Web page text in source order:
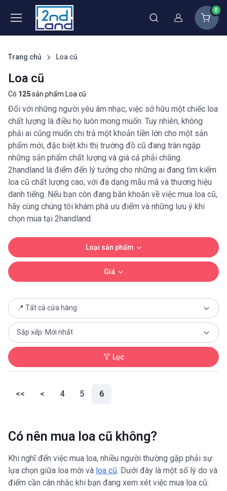
Thành viên
0
Trang chủ Loa cũ
Loa cũ
Có 125sản phẩm Loa cũ
Đối với những người yêu âm nhạc, việc sở hữu một chiếc loa
chất lượng là điều họ luôn mong muốn. Tuy nhiên, không
phải ai cũng muốn chi trả một khoản tiền lớn cho một sản
phẩm mới, đặc biệt khi thị trường đồ cũ đang tràn ngập
những sản phẩm chất lượng và giá cả phải chăng.
2handland là điểm đến lý tưởng cho những ai đang tìm kiếm
loa cũ chất lượng cao, với đa dạng mẫu mã và thương hiệu
danh tiếng. Nếu bạn còn đang băn khoăn về việc mua loa cũ,
hãy cùng chúng tôi khám phá ưu điểm và những lưu ý khi
chọn mua tại 2handland.
Loại sản phẩm
Giá
Lọc
<< < 4 5 6(current)
Có nên mua loa cũ không?
Khi nghĩ đến việc mua loa, nhiều người thường gặp phải sự
lựa chọn giữa loa mới và loa cũ. Dưới đây là một số lý do và
điểm cần cân nhắc khi bạn đang xem xét việc mua loa cũ: